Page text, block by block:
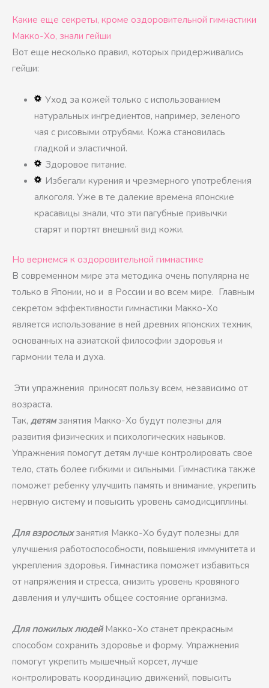
Какие еще секреты, кроме оздоровительной гимнастики
Макко-Хо, знали гейши
Вот еще несколько правил, которых придерживались
гейши:
Уход за кожей только с использованием
натуральных ингредиентов, например, зеленого
чая с рисовыми отрубями. Кожа становилась
гладкой и эластичной.
Здоровое питание.
Избегали курения и чрезмерного употребления
алкоголя. Уже в те далекие времена японские
красавицы знали, что эти пагубные привычки
старят и портят внешний вид кожи.
Но вернемся к оздоровительной гимнастике
В современном мире эта методика очень популярна не
только в Японии, но и в России и во всем мире. Главным
секретом эффективности гимнастики Макко-Хо
является использование в ней древних японских техник,
основанных на азиатской философии здоровья и
гармонии тела и духа.
Эти упражнения приносят пользу всем, независимо от
возраста.
Так, детямзанятия Макко-Хо будут полезны для
развития физических и психологических навыков.
Упражнения помогут детям лучше контролировать свое
тело, стать более гибкими и сильными. Гимнастика также
поможет ребенку улучшить память и внимание, укрепить
нервную систему и повысить уровень самодисциплины.
Для взрослыхзанятия Макко-Хо будут полезны для
улучшения работоспособности, повышения иммунитета и
укрепления здоровья. Гимнастика поможет избавиться
от напряжения и стресса, снизить уровень кровяного
давления и улучшить общее состояние организма.
Для пожилых людейМакко-Хо станет прекрасным
способом сохранить здоровье и форму. Упражнения
помогут укрепить мышечный корсет, лучше
контролировать координацию движений, повысить